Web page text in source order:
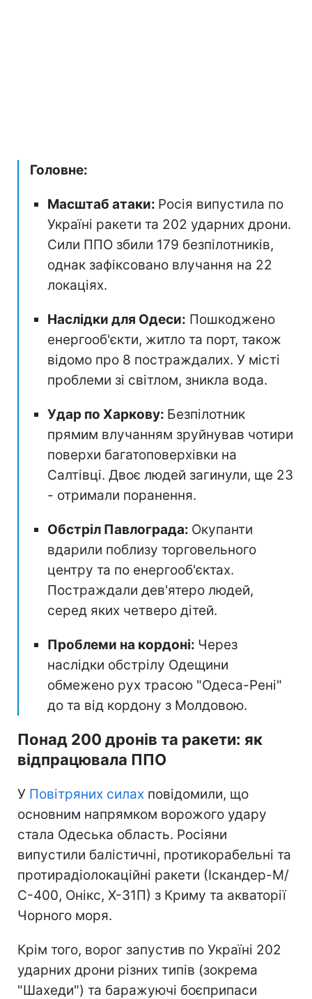
Головне:
Масштаб атаки: Росія випустила по
Україні ракети та 202 ударних дрони.
Сили ППО збили 179 безпілотників,
однак зафіксовано влучання на 22
локаціях.
Наслідки для Одеси: Пошкоджено
енергооб'єкти, житло та порт, також
відомо про 8 постраждалих. У місті
проблеми зі світлом, зникла вода.
Удар по Харкову: Безпілотник
прямим влучанням зруйнував чотири
поверхи багатоповерхівки на
Салтівці. Двоє людей загинули, ще 23
- отримали поранення.
Обстріл Павлограда: Окупанти
вдарили поблизу торговельного
центру та по енергооб'єктах.
Постраждали дев'ятеро людей,
серед яких четверо дітей.
Проблеми на кордоні: Через
наслідки обстрілу Одещини
обмежено рух трасою "Одеса-Рені"
до та від кордону з Молдовою.
Понад 200 дронів та ракети: як
відпрацювала ППО
У Повітряних силах повідомили, що
основним напрямком ворожого удару
стала Одеська область. Росіяни
випустили балістичні, протикорабельні та
протирадіолокаційні ракети (Іскандер-М/
С-400, Онікс, Х-31П) з Криму та акваторії
Чорного моря.
Крім того, ворог запустив по Україні 202
ударних дрони різних типів (зокрема
"Шахеди") та баражуючі боєприпаси